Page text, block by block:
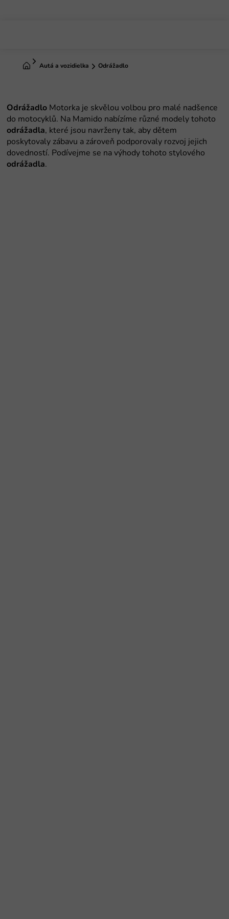
DomovAutá a vozidielka Odrážadlo
Odrážadlo Motorka je skvělou volbou pro malé nadšence
do motocyklů. Na Mamido nabízíme různé modely tohoto
odrážadla, které jsou navrženy tak, aby dětem
poskytovaly zábavu a zároveň podporovaly rozvoj jejich
dovedností. Podívejme se na výhody tohoto stylového
odrážadla.